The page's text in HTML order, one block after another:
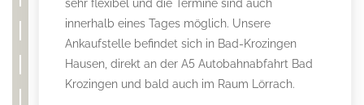
innerhalb eines Tages möglich. Unsere
Ankaufstelle befindet sich in Bad-Krozingen
Hausen, direkt an der A5 Autobahnabfahrt Bad
Krozingen und bald auch im Raum Lörrach.